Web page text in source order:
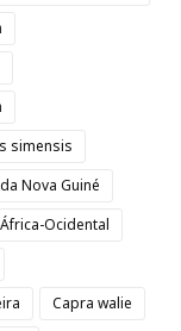
simensis
Nova Guiné
Ocidental
Capra walie